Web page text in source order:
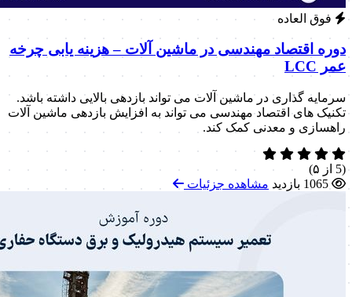
فوق العاده
دوره اقتصاد مهندسی در ماشین آلات – هزینه یابی چرخه
عمر LCC
سرمایه گذاری در ماشین آلات می تواند بازدهی بالایی داشته باشد.
تکنیک های اقتصاد مهندسی می تواند به افزایش بازدهی ماشین آلات
راهسازی و معدنی کمک کند.
(5 از ۵)
مشاهده جزئیات